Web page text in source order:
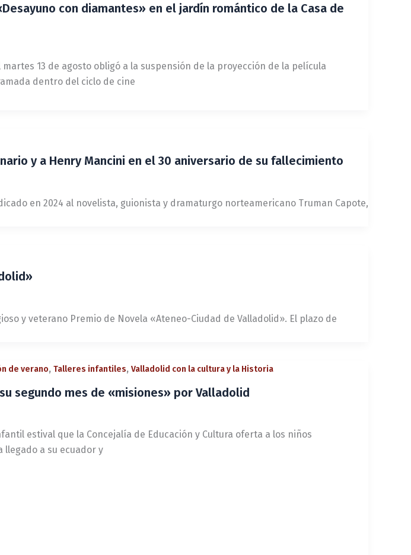
con diamantes» en el jardín romántico de la Casa de
13 de agosto obligó a la suspensión de la proyección de la película
dentro del ciclo de cine
y a Henry Mancini en el 30 aniversario de su fallecimiento
en 2024 al novelista, guionista y dramaturgo norteamericano Truman Capote,
y veterano Premio de Novela «Ateneo-Ciudad de Valladolid». El plazo de
de verano, Talleres infantiles, Valladolid con la cultura y la Historia
segundo mes de «misiones» por Valladolid
estival que la Concejalía de Educación y Cultura oferta a los niños
llegado a su ecuador y